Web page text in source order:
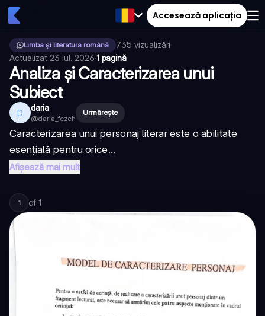
Accesează aplicația
Limba și literatura română 735 vizualizări·
Actualizat 23 iul. 2026·1 pagină
Analiza și Caracterizarea unui
Subiect
D daria
@daria_fezch
Urmărește
Caracterizarea unui personaj literar este o abilitate
esențială pentru orice...
Afișează mai mult
1 of 1